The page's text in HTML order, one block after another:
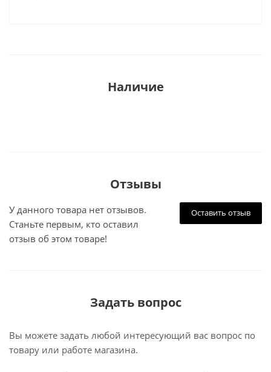
Наличие
Отзывы
Оставить отзыв
У данного товара нет отзывов.
Станьте первым, кто оставил
отзыв об этом товаре!
Задать вопрос
Вы можете задать любой интересующий вас вопрос по
товару или работе магазина.